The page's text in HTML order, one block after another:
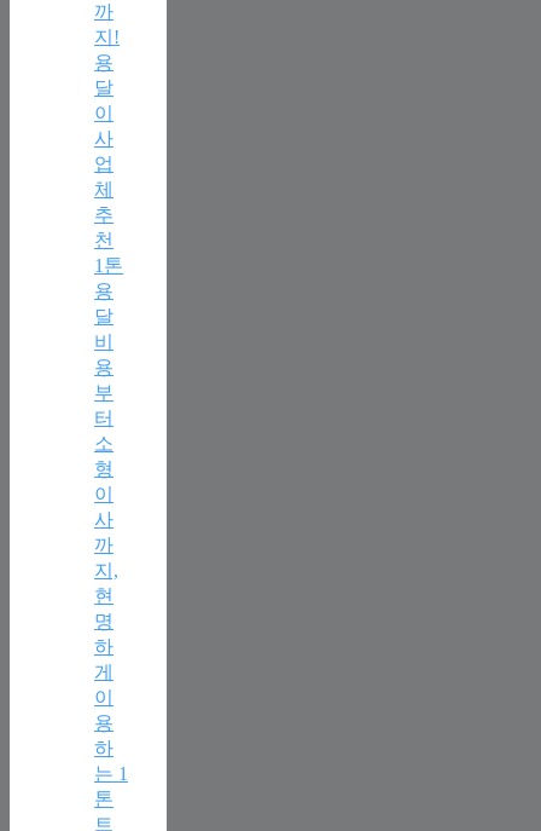
까
지!
용
달
이
사
업
체
추
천
1톤
용
달
비
용
부
터
소
형
이
사
까
지,
현
명
하
게
이
용
하
는 1
톤
트